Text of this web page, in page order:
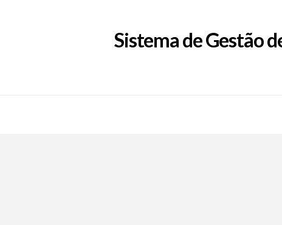
Sistema de Gestão